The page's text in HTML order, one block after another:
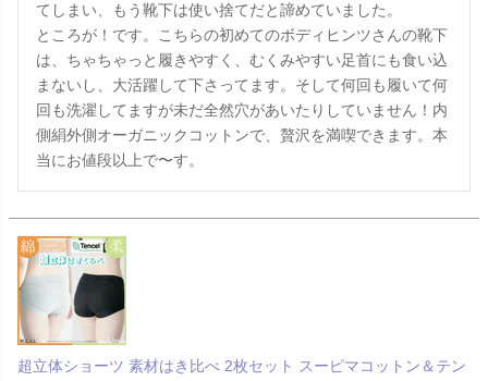
てしまい、もう靴下は使い捨てだと諦めていました。
ところが！です。こちらの初めてのボディヒンツさんの靴下
は、ちゃちゃっと履きやすく、むくみやすい足首にも食い込
まないし、大活躍して下さってます。そして何回も履いて何
回も洗濯してますが未だ全然穴があいたりしていません！内
側絹外側オーガニックコットンで、贅沢を満喫できます。本
超立体ショーツ 素材はき比べ 2枚セット スーピマコットン＆テン